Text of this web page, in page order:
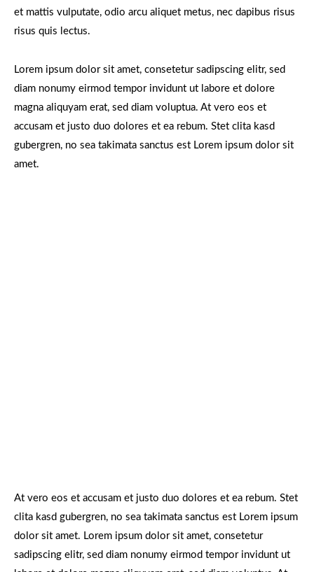
et mattis vulputate, odio arcu aliquet metus, nec dapibus risus
risus quis lectus.
Lorem ipsum dolor sit amet, consetetur sadipscing elitr, sed
diam nonumy eirmod tempor invidunt ut labore et dolore
magna aliquyam erat, sed diam voluptua. At vero eos et
accusam et justo duo dolores et ea rebum. Stet clita kasd
gubergren, no sea takimata sanctus est Lorem ipsum dolor sit
amet.
At vero eos et accusam et justo duo dolores et ea rebum. Stet
clita kasd gubergren, no sea takimata sanctus est Lorem ipsum
dolor sit amet. Lorem ipsum dolor sit amet, consetetur
sadipscing elitr, sed diam nonumy eirmod tempor invidunt ut